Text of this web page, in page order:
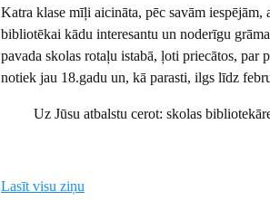
Katra klase mīļi aicināta, pēc savām
bibliotēkai kādu interesantu un noderīgu
pavada skolas rotaļu istabā, ļoti priecātos,
notiek jau 18.gadu un, kā parasti, ilgs līdz
Uz Jūsu atbalstu cerot: skolas
Lasīt visu ziņu